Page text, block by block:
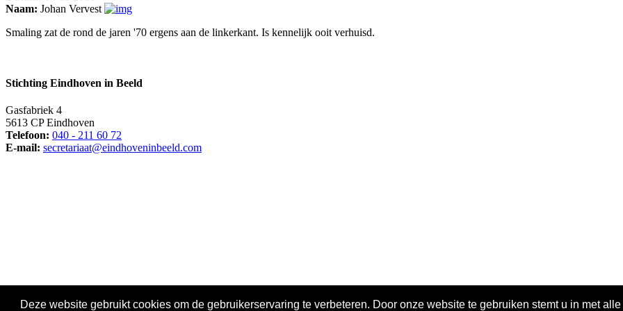
Deze website gebruikt cookies om de gebruikerservaring te verbeteren. Door onze website te gebruiken stemt u in met
Naam: Johan Vervest
Smaling zat de rond de jaren '70 ergens aan de linkerkant. Is kennelijk ooit verhuisd.
Stichting Eindhoven in Beeld
Gasfabriek 4
5613 CP Eindhoven
Telefoon: 040 - 211 60 72
E-mail: secretariaat@eindhoveninbeeld.com